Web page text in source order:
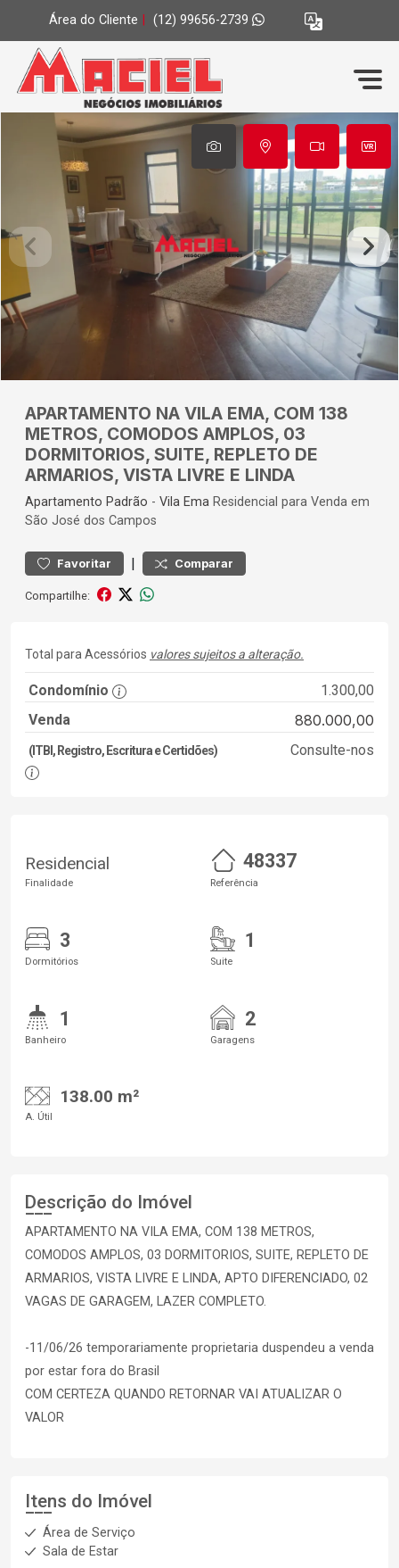
Área do Cliente (12) 99656-2739
APARTAMENTO NA VILA EMA, COM 138
METROS, COMODOS AMPLOS, 03
DORMITORIOS, SUITE, REPLETO DE
ARMARIOS, VISTA LIVRE E LINDA
Apartamento Padrão - Vila Ema Residencial para Venda em
São José dos Campos
Favoritar | Comparar
Compartilhe:
Total para Acessórios valores sujeitos a alteração.
Condomínio
1.300,00
Venda
880.000,00
(ITBI, Registro, Escritura e Certidões) Consulte-nos
Residencial
Finalidade
48337
Referência
3
Dormitórios
1
Suite
1
Banheiro
2
Garagens
138.00 m²
A. Útil
Descrição do Imóvel
APARTAMENTO NA VILA EMA, COM 138 METROS,
COMODOS AMPLOS, 03 DORMITORIOS, SUITE, REPLETO DE
ARMARIOS, VISTA LIVRE E LINDA, APTO DIFERENCIADO, 02
VAGAS DE GARAGEM, LAZER COMPLETO.
-11/06/26 temporariamente proprietaria duspendeu a venda
por estar fora do Brasil
COM CERTEZA QUANDO RETORNAR VAI ATUALIZAR O
VALOR
Itens do Imóvel
Área de Serviço
Sala de Estar